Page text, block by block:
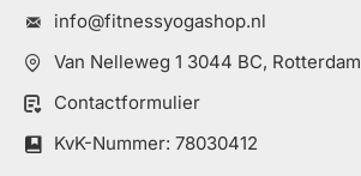
info@fitnessyogashop.nl
Van Nelleweg 1 3044 BC, Rotterdam
Contactformulier
KvK-Nummer: 78030412